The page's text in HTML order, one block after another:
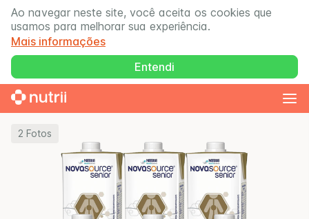
Ao navegar neste site, você aceita os cookies que
usamos para melhorar sua experiência.
Mais informações
Entendi
2 Fotos